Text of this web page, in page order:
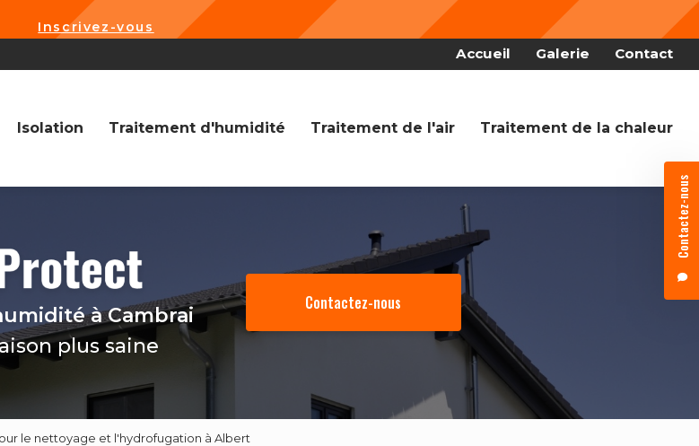
Nous
Inscrivez-vous
Contactez-nous
Accueil Galerie
Contact
Isolation Traitement d'humidité Traitement de l'air Traitement de la chaleur
à Cambrai
plus saine
Contactez-nous
le nettoyage et l'hydrofugation à Albert